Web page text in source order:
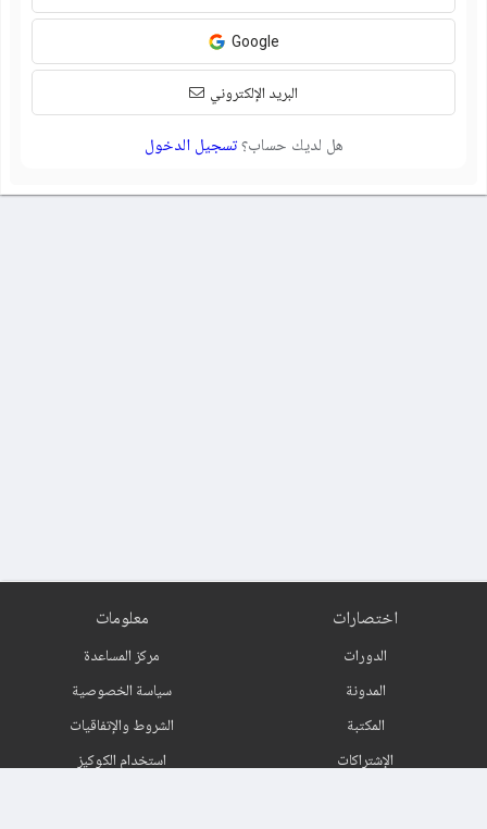
Google
البريد الإلكتروني
هل لديك حساب؟تسجيل الدخول
اختصارات
الدورات
المدونة
المكتبة
الإشتراكات
معلومات
مركز المساعدة
سياسة الخصوصية
الشروط والإتفاقيات
استخدام الكوكيز